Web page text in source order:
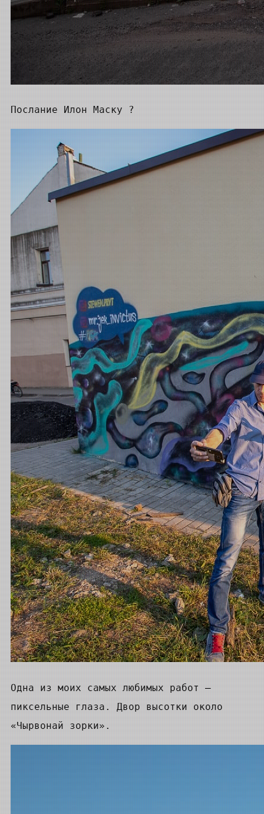
Послание Илон Маску ?
Одна из моих самых любимых работ —
пиксельные глаза. Двор высотки около
«Чырвонай зорки».